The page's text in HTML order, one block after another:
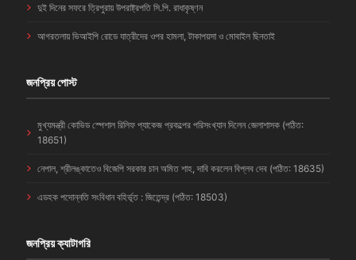
দুই দিনের সফরে ত্রিপুরায় উপরাষ্ট্রপতি সি.পি. রাধাকৃষ্ণন
আগরতলায় ভিআইপি রোডে যাত্রীদের ওপর হামলা, টাকাপয়সা ও মোবাইল ছিনতাই
জনপ্রিয় পোস্ট
মুখ্যমন্ত্রী কোভিড স্পেশাল রিলিফ প্যাকেজ প্রকল্পের পরিসংখ্যান দিলেন জেলাশাসক (পঠিত:
18651)
নেপাল, শ্রীলঙ্কাতেও বিজেপি সরকার চান অমিত শাহ, দাবি করলেন বিপ্লব দেব (পঠিত: 18635)
এডহক পদোন্নতি সংবিধান বহির্ভূত : জিতেন্দ্র (পঠিত: 18503)
জনপ্রিয় ক্যাটাগরি